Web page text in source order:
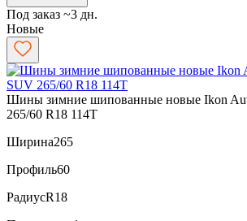
Под заказ ~3 дн.
Новые
Шины зимние шипованные новые Ikon
265/60 R18 114T
Ширина265
Профиль60
РадиусR18